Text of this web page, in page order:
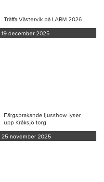
Träffa Västervik på LARM 2026
19 december 2025
Färgsprakande ljusshow lyser
upp Kråksjö torg
25 november 2025